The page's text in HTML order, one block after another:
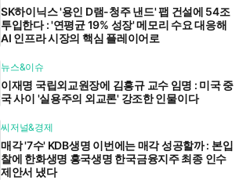
SK하이닉스 '용인 D램-청주 낸드' 팹 건설에 54조
투입한다 : '연평균 19% 성장' 메모리 수요 대응해
AI 인프라 시장의 핵심 플레이어로
뉴스&이슈
이재명 국립외교원장에 김흥규 교수 임명 : 미국 중
국 사이 '실용주의 외교론' 강조한 인물이다
씨저널&경제
매각 '7수' KDB생명 이번에는 매각 성공할까 : 본입
찰에 한화생명 흥국생명 한국금융지주 최종 인수
제안서 냈다